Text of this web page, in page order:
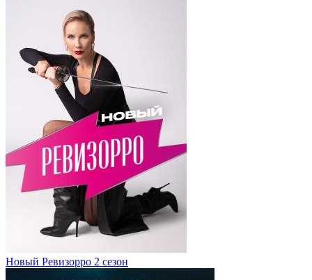
Новый Ревизорро 2 сезон